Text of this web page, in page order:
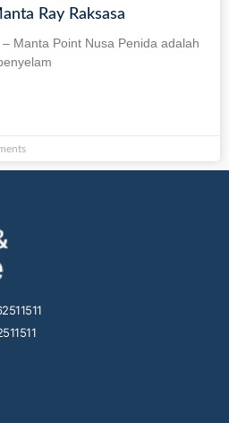
Ray Raksasa
Manta Point Nusa Penida adalah